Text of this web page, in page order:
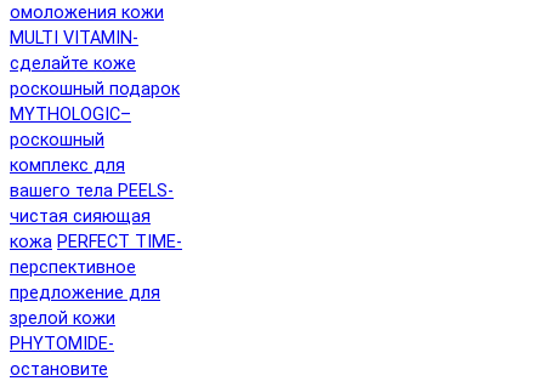
омоложения кожи
MULTI VITAMIN-
сделайте коже
роскошный подарок
MYTHOLOGIC–
роскошный
комплекс для
вашего тела PEELS-
чистая сияющая
кожа PERFECT TIME-
перспективное
предложение для
зрелой кожи
PHYTOMIDE-
остановите